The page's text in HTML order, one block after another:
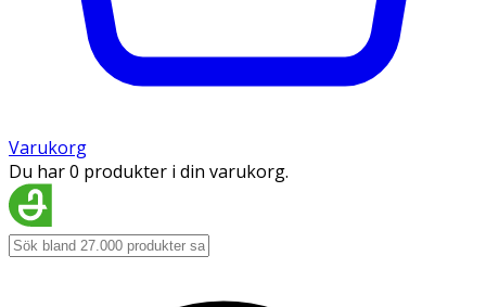
Varukorg
Du har 0 produkter i din varukorg.